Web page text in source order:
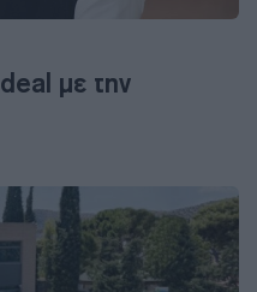
με την